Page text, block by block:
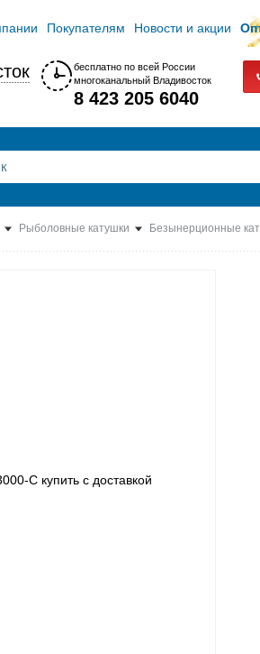
Покупателям Новости и акции
бесплатно по всей России
многоканальный Владивосток
8 423 205 6040
Рыболовные катушки Безынерционные